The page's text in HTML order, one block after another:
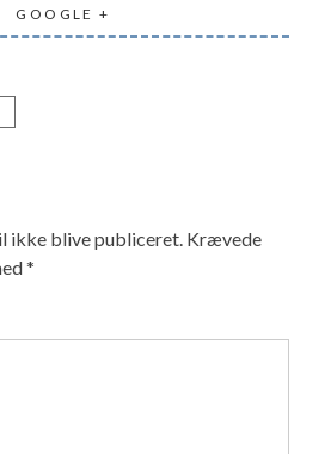
GOOGLE +
ikke blive publiceret. Krævede
*